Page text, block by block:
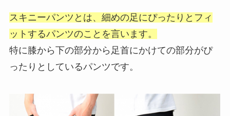
スキニーパンツとは、細めの足にぴったりとフィ
ットするパンツのことを言います。
特に膝から下の部分から足首にかけての部分がぴ
ったりとしているパンツです。